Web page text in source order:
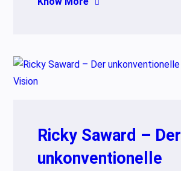
Ricky Saward – Der
unkonventionelle